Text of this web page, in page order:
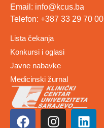
Email: info@kcus.ba
Telefon: +387 33 29 70 00
Lista čekanja
Konkursi i oglasi
Javne nabavke
Medicinski žurnal